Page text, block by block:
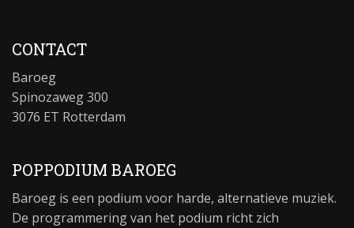
CONTACT
Baroeg
Spinozaweg 300
3076 ET Rotterdam
POPPODIUM BAROEG
Baroeg is een podium voor harde, alternatieve muziek.
De programmering van het podium richt zich